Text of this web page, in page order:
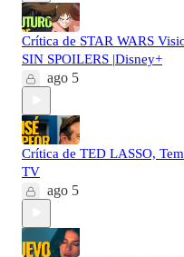
Crítica de STAR WARS
SIN SPOILERS |Disney+
ago 5
Crítica de TED LASSO,
TV
ago 5